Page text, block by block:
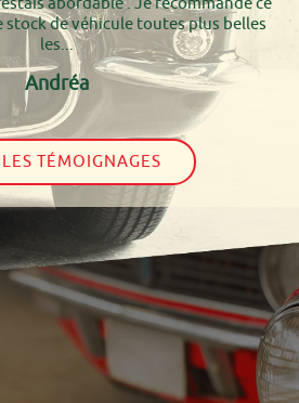
de véhicule toutes plus belles
les...
Andréa
TÉMOIGNAGES